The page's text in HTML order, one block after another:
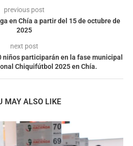
previous post
en Chía a partir del 15 de octubre de
2025
next post
niños participarán en la fase municipal
Chiquifútbol 2025 en Chía.
MAY ALSO LIKE